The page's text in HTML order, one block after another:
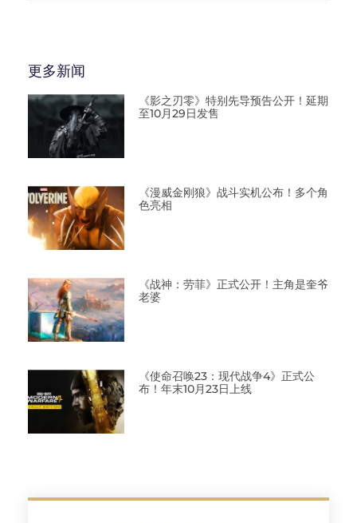
更多新闻
《影之刃零》特别先导预告公开！延期
至10月29日发售
《漫威金刚狼》战斗实机公布！多个角
色亮相
《战神：劳菲》正式公开！主角是奎爷
老婆
《使命召唤23：现代战争4》正式公
布！年末10月23日上线